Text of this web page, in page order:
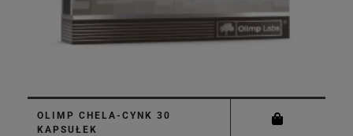
OLIMP CHELA-CYNK 30
KAPSUŁEK